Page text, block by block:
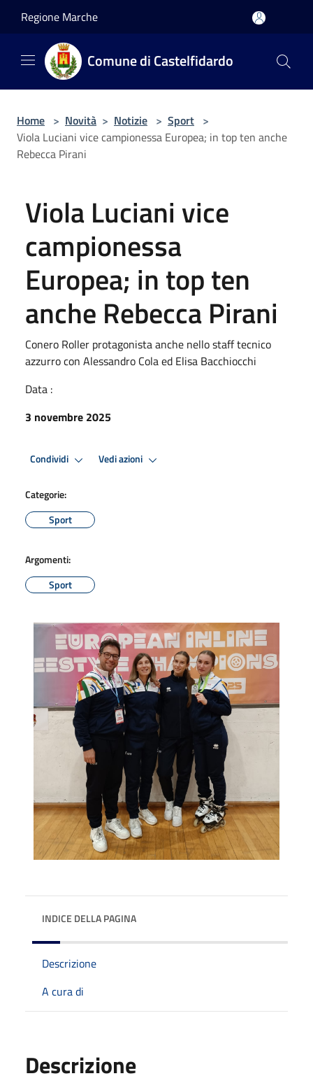
Regione Marche
Comune di Castelfidardo
Home > Novità > Notizie > Sport >
Viola Luciani vice campionessa Europea; in top ten anche
Rebecca Pirani
Viola Luciani vice
campionessa
Europea; in top ten
anche Rebecca Pirani
Conero Roller protagonista anche nello staff tecnico
azzurro con Alessandro Cola ed Elisa Bacchiocchi
Data :
3 novembre 2025
Condividi Vedi azioni
Categorie:
Sport
Argomenti:
Sport
INDICE DELLA PAGINA
Descrizione
A cura di
Descrizione